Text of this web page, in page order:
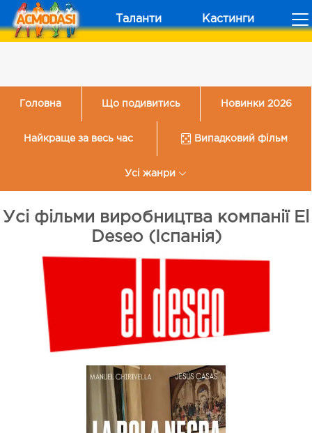
Таланти Кастинги
Головна Що подивитись Новинки 2026
Найкраще за весь час Випадковий фільм
Усі жанри
Усі фільми виробництва компанії El
Deseo (Іспанія)